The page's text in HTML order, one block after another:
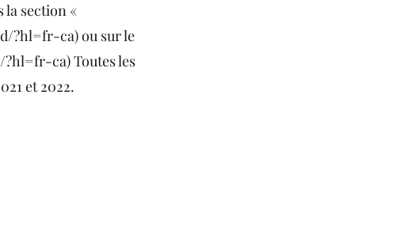
section «
?hl=fr-ca)ou sur le
?hl=fr-ca)Toutes les
et 2022.